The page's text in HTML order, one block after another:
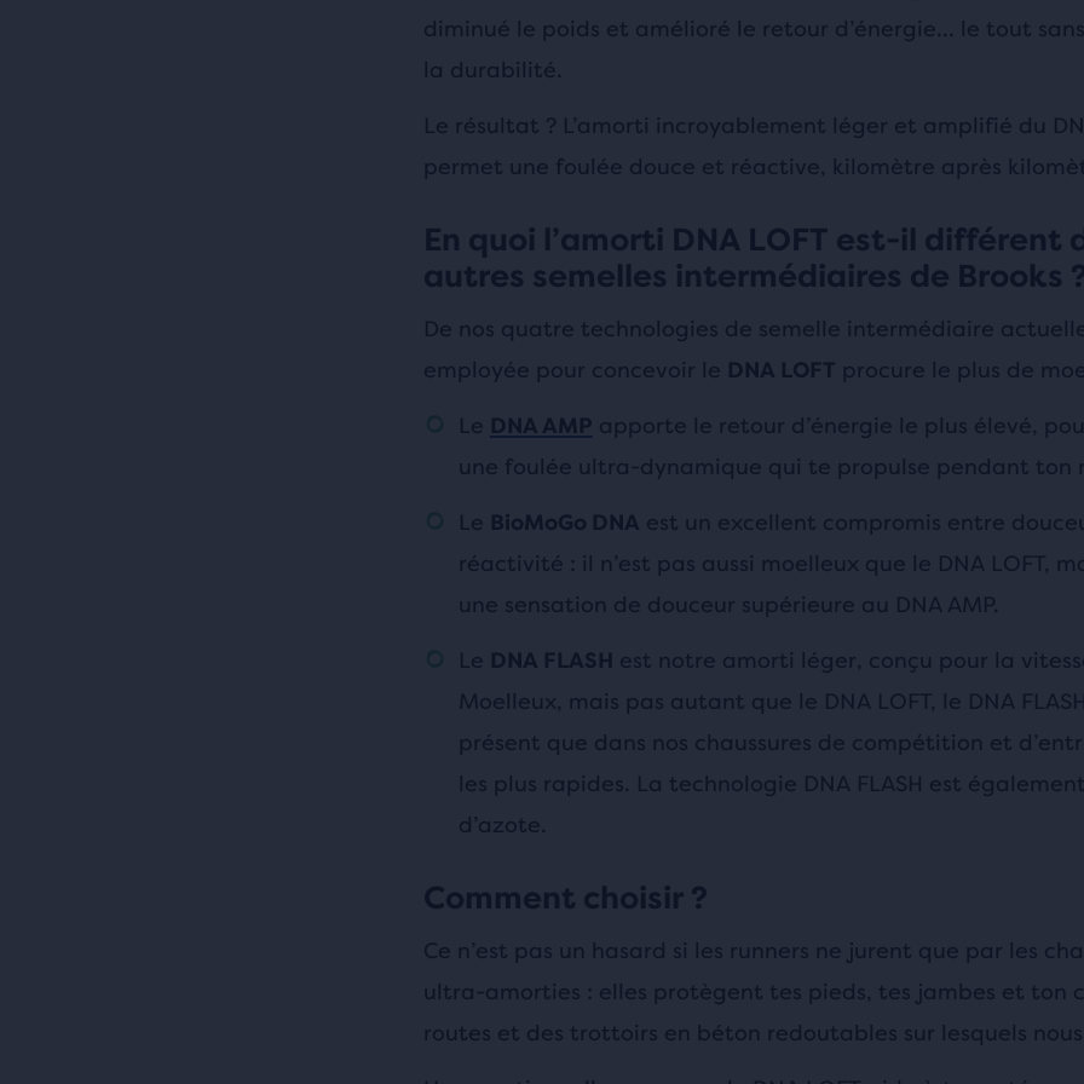
diminué le poids et amélioré le retour d’énergie… le tout
la durabilité.
Le résultat ? L’amorti incroyablement léger et amplifié du
permet une foulée douce et réactive, kilomètre après
En quoi l’amorti DNA LOFT est-il différent
autres semelles intermédiaires de Brooks
De nos quatre technologies de semelle intermédiaire
employée pour concevoir le DNA LOFT procure le plus de
Le DNA AMP apporte le retour d’énergie le plus élevé,
une foulée ultra-dynamique qui te propulse pendant ton
Le BioMoGo DNA est un excellent compromis entre
réactivité : il n’est pas aussi moelleux que le DNA LOFT,
une sensation de douceur supérieure au DNA AMP.
Le DNA FLASH est notre amorti léger, conçu pour la
Moelleux, mais pas autant que le DNA LOFT, le DNA
présent que dans nos chaussures de compétition et
les plus rapides. La technologie DNA FLASH est
d’azote.
Comment choisir ?
Ce n’est pas un hasard si les runners ne jurent que par les
ultra-amorties : elles protègent tes pieds, tes jambes et ton
routes et des trottoirs en béton redoutables sur lesquels